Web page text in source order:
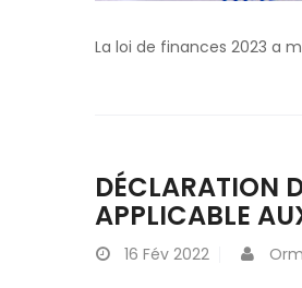
La loi de finances 2023 a
DÉCLARATION
APPLICABLE
16 Fév 2022